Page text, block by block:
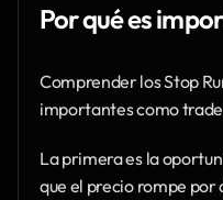
Por qué es
Comprender los Stop
importantes como
La primera es la
que el precio rompe